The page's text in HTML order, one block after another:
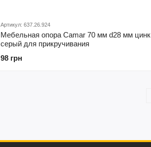
Артикул: 637.26.924
Мебельная опора Camar 70 мм d28 мм цинк
серый для прикручивания
98 грн